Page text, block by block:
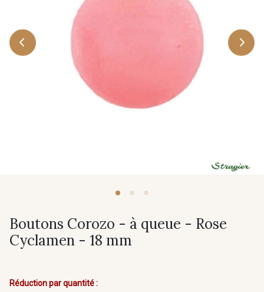
Boutons Corozo - à queue - Rose
Cyclamen - 18 mm
Réduction par quantité :